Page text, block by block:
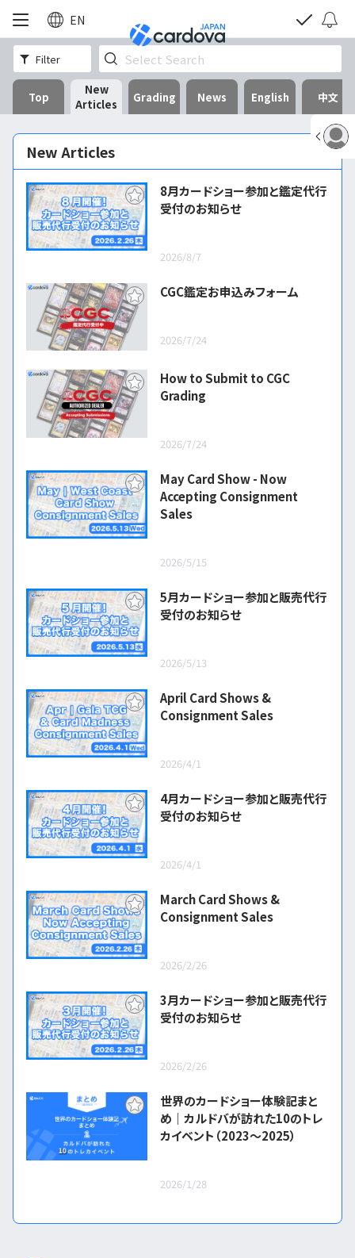
EN
Top
New
Articles
Grading News English 中文
Filter
New Articles
8月カードショー参加と鑑定代行
受付のお知らせ
2026/8/7
CGC鑑定お申込みフォーム
2026/7/24
How to Submit to CGC
Grading
2026/7/24
May Card Show - Now
Accepting Consignment
Sales
2026/5/15
5月カードショー参加と販売代行
受付のお知らせ
2026/5/13
April Card Shows &
Consignment Sales
2026/4/1
4月カードショー参加と販売代行
受付のお知らせ
2026/4/1
March Card Shows &
Consignment Sales
2026/2/26
3月カードショー参加と販売代行
受付のお知らせ
2026/2/26
世界のカードショー体験記まと
め｜カルドバが訪れた10のトレ
カイベント（2023〜2025）
2026/1/28